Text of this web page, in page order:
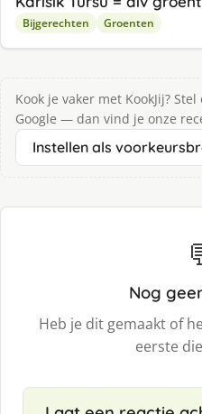
Bijgerechten Groenten
Kook je vaker met KookJij?
Google — dan vind je onze
Instellen als
Nog
Heb je dit gemaakt of
eerste